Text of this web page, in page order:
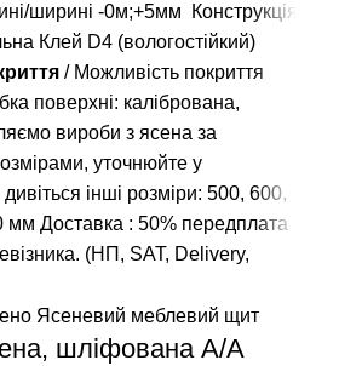
ширині -0м;+5мм
Конструкція
Клей D4 (вологостійкий)
/ Можливість покриття
поверхні: калібрована,
вироби з ясена за
уточнюйте у
інші розміри: 500, 600,
мм Доставка : 50% передплата
(НП, SAT, Delivery,
шліфована А/А